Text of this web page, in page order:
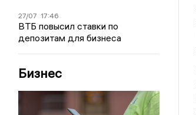
27/07 17:46
ВТБ повысил ставки по
депозитам для бизнеса
Бизнес